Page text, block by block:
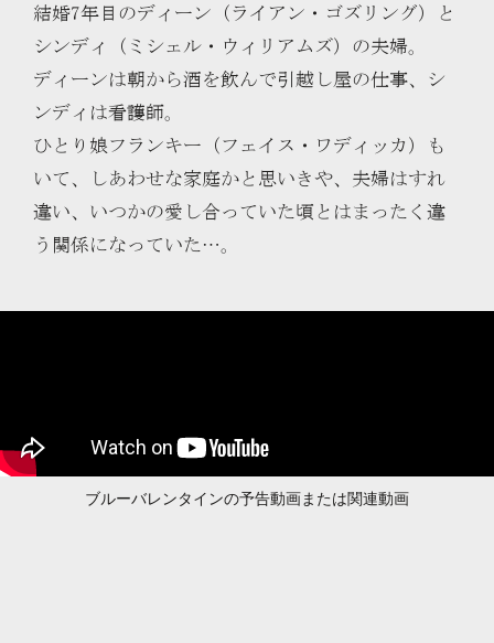
結婚7年目のディーン（ライアン・ゴズリング）と
シンディ（ミシェル・ウィリアムズ）の夫婦。
ディーンは朝から酒を飲んで引越し屋の仕事、シ
ンディは看護師。
ひとり娘フランキー（フェイス・ワディッカ）も
いて、しあわせな家庭かと思いきや、夫婦はすれ
違い、いつかの愛し合っていた頃とはまったく違
う関係になっていた…。
ブルーバレンタインの予告動画または関連動画